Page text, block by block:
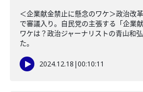
＜企業献金禁止に懸念のワケ＞政治改
で審議入り。自民党の主張する「企業
ワケは？政治ジャーナリストの青山和
た。
2024.12.18 |00:10:11